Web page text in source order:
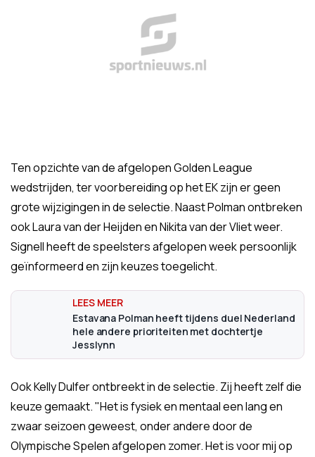
Ten opzichte van de afgelopen Golden League
wedstrijden, ter voorbereiding op het EK zijn er geen
grote wijzigingen in de selectie. Naast Polman ontbreken
ook Laura van der Heijden en Nikita van der Vliet weer.
Signell heeft de speelsters afgelopen week persoonlijk
geïnformeerd en zijn keuzes toegelicht.
Estavana Polman heeft tijdens duel Nederland
hele andere prioriteiten met dochtertje
Jesslynn
Ook Kelly Dulfer ontbreekt in de selectie. Zij heeft zelf die
keuze gemaakt. "Het is fysiek en mentaal een lang en
zwaar seizoen geweest, onder andere door de
Olympische Spelen afgelopen zomer. Het is voor mij op